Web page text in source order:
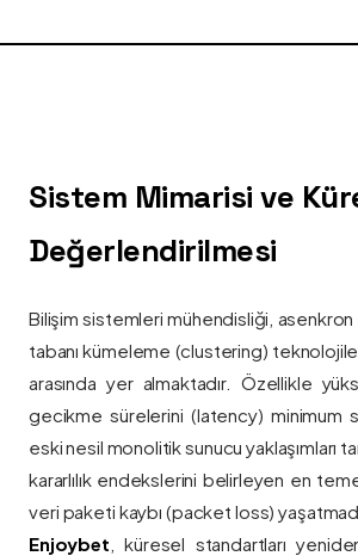
Sistem Mimarisi ve
Değerlendirilmesi
Bilişim sistemleri mühendisliği,
tabanı kümeleme (clustering)
arasında yer almaktadır. Özellikle
gecikme sürelerini (latency)
eski nesil monolitik sunucu yaklaşımları
kararlılık endekslerini belirleyen en
veri paketi kaybı (packet loss)
Enjoybet , küresel standartları